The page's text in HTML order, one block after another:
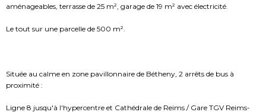
aménageables, terrasse de 25 m², garage de 19 m² avec électricité.
Le tout sur une parcelle de 500 m².
Située au calme en zone pavillonnaire de Bétheny, 2 arrêts de bus à
proximité :
Ligne 8 jusqu'à l'hypercentre et Cathédrale de Reims / Gare TGV Reims-